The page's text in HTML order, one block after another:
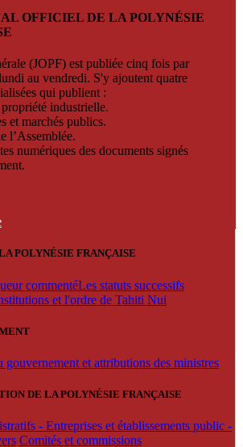
OFFICIEL DE LA POLYNÉSIE
(JOPF) est publiée cinq fois par
au vendredi. S'y ajoutent quatre
qui publient :
industrielle.
et marchés publics.
l’Assemblée.
numériques des documents signés
POLYNÉSIE FRANÇAISE
commentéLes statuts successifs
et l'ordre de Tahiti Nui
gouvernement et attributions des ministres
DE LA POLYNÉSIE FRANÇAISE
- Entreprises et établissements public -
Comités et commissions